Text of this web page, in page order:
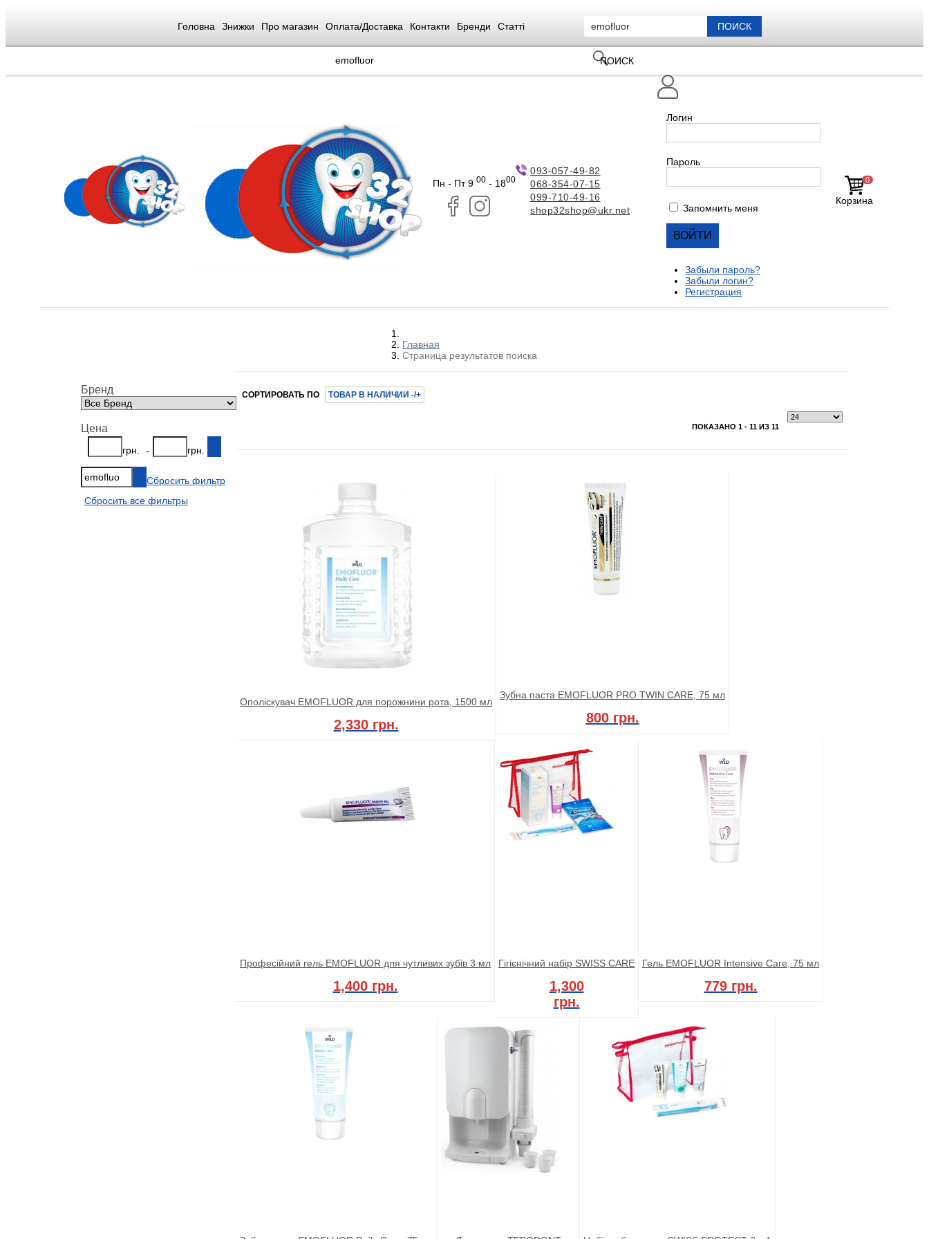
Головна Знижки Про магазин Оплата/Доставка Контакти Бренди Статті ПОИСК
ПОИСК
Пн - Пт 9 00 - 1800
093-057-49-82
068-354-07-15
099-710-49-16
shop32shop@ukr.net
0
Корзина
Логин
Пароль
Запомнить меня
Забыли пароль?
Забыли логин?
Регистрация
Главная
Страница результатов поиска
Бренд
Цена
грн. - грн.
Сбросить фильтр
Сбросить все фильтры
СОРТИРОВАТЬ ПО ТОВАР В НАЛИЧИИ -/+
ПОКАЗАНО 1 - 11 ИЗ 11
Ополіскувач EMOFLUOR для порожнини рота, 1500 мл
2,330 грн.
Зубна паста EMOFLUOR PRO TWIN CARE, 75 мл
800 грн.
Професійний гель EMOFLUOR для чутливих зубів 3 мл
1,400 грн.
Гігієнічний набір SWISS CARE
1,300
грн.
Гель EMOFLUOR Intensive Care, 75 мл
779 грн.